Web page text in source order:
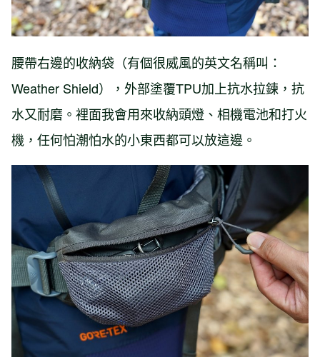
腰帶右邊的收納袋（有個很威風的英文名稱叫：
Weather Shield），外部塗覆TPU加上抗水拉鍊，抗
水又耐磨。裡面我會用來收納頭燈、相機電池和打火
機，任何怕潮怕水的小東西都可以放這邊。